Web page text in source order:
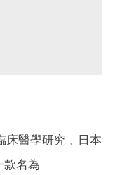
床醫學研究﹑日本
款名為